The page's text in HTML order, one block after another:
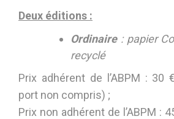
Deux éditions :
Ordinaire: papier
recyclé
Prix adhérent de l’ABPM : 30
port non compris) ;
Prix non adhérent de l’ABPM :